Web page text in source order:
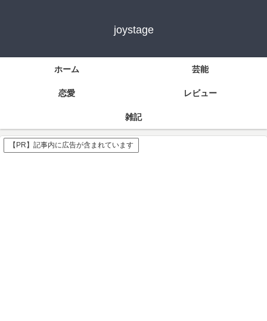
joystage
ホーム 芸能
恋愛 レビュー
雑記
【PR】記事内に広告が含まれています